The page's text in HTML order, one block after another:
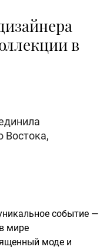
в
Востока,
событие —
мире
моде и